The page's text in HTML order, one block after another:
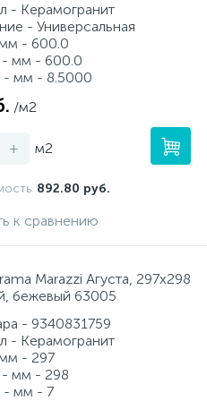
- Керамогранит
- Универсальная
- 600.0
мм - 600.0
- мм - 8.5000
/м2
+ м2
892.80 руб.
к сравнению
Marazzi Агуста, 297х298
бежевый 63005
- 9340831759
- Керамогранит
- 297
мм - 298
- мм - 7